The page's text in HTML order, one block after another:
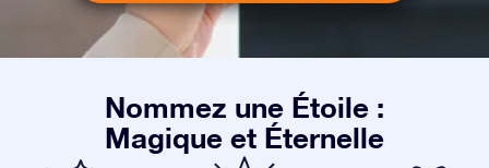
Nommez une Étoile :
Magique et Éternelle